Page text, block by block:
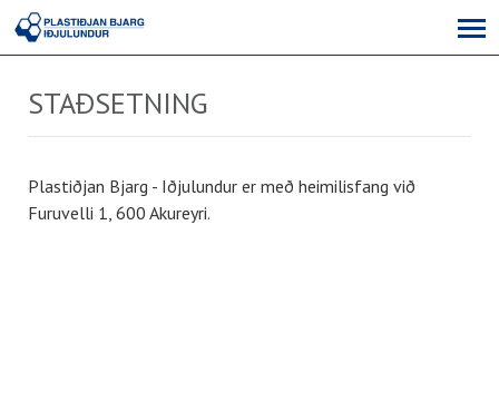
STAÐSETNING
Plastiðjan Bjarg - Iðjulundur er með heimilisfang við
Furuvelli 1, 600 Akureyri.